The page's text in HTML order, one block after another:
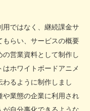
ではなく、継続課金サ
らい、サービスの概要
営業資料として制作し
ホワイトボードアニメ
るように制作しまし
業態の企業に利用され